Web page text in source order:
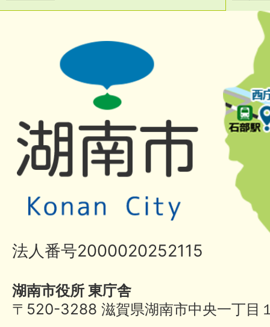
法人番号2000020252115
湖南市役所 東庁舎
〒520-3288 滋賀県湖南市中央一丁目